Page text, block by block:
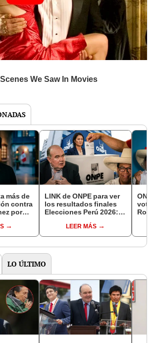
más de
contra
por
LINK de ONPE para ver
los resultados finales
Elecciones Perú 2026:
López Aliaga
LEER MÁS
LO ÚLTIMO